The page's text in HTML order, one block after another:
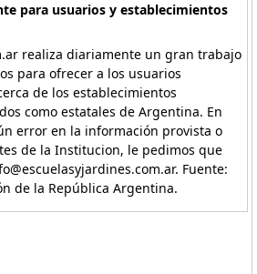
para usuarios y establecimientos
realiza diariamente un gran trabajo
para ofrecer a los usuarios
de los establecimientos
como estatales de Argentina. En
error en la información provista o
de la Institucion, le pedimos que
Fuente:
de la República Argentina.